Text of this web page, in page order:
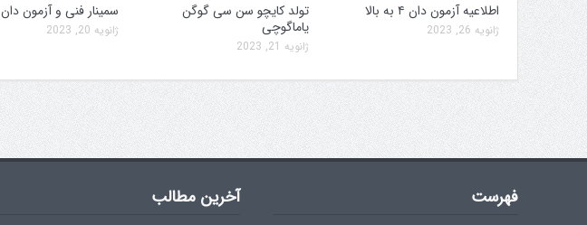
اطلاعیه آزمون دان ۴ به بالا
ژانویه 26, 2023
تولد کایچو سن سی گوگن
یاماگوچی
ژانویه 21, 2023
سمینار فنی و آزمون دان
ژانویه 20, 2023
سمینار فنی و آزمون دان افزایش جوایز قهرمانی برگزاری جام پارس
فهرست آخرین مطالب